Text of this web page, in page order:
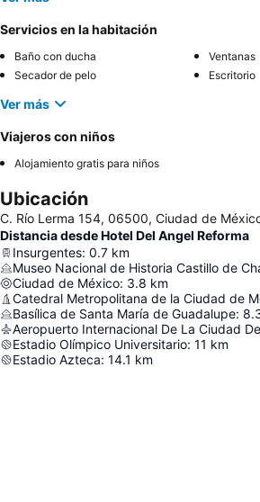
Servicios en la habitación
Baño con ducha
Ventanas
Secador de pelo
Escritorio
Ver más
Viajeros con niños
Alojamiento gratis para niños
Ubicación
C. Río Lerma 154, 06500, Ciudad de
Distancia desde Hotel Del Angel Reforma
Insurgentes: 0.7 km
Museo Nacional de Historia Castillo de
Ciudad de México: 3.8 km
Catedral Metropolitana de la Ciudad de
Basílica de Santa María de Guadalupe:
Aeropuerto Internacional De La Ciudad
Estadio Olímpico Universitario: 11 km
Estadio Azteca: 14.1 km